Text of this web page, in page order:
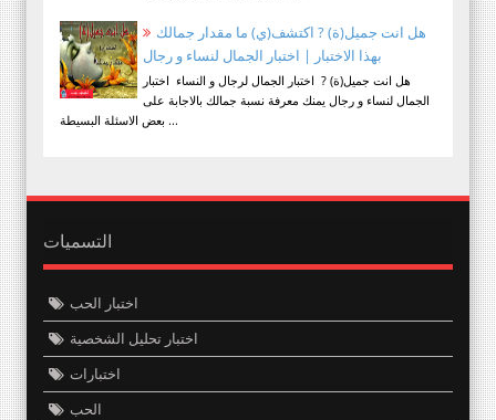
هل انت جميل(ة) ? اكتشف(ي) ما مقدار جمالك
بهذا الاختبار | اختبار الجمال لنساء و رجال
هل انت جميل(ة) ? اختبار الجمال لرجال و النساء اختبار
الجمال لنساء و رجال يمنك معرفة نسبة جمالك بالاجابة على
بعض الاسئلة البسيطة ...
التسميات
اختبار الحب
اختبار تحليل الشخصية
اختبارات
الحب